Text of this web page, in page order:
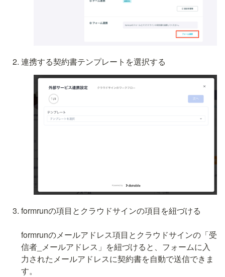
連携する契約書テンプレートを選択する
formrunの項目とクラウドサインの項目を紐づける
formrunのメールアドレス項目とクラウドサインの「受
信者_メールアドレス」を紐づけると、フォームに入
力されたメールアドレスに契約書を自動で送信できま
す。